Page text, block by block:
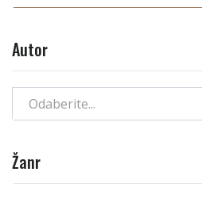
Autor
Odaberite...
Žanr